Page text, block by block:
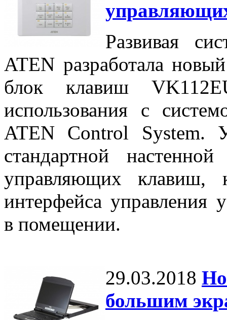
Развивая
ATEN разработала
блок клавиш
использования с
ATEN Control System.
стандартной
управляющих клавиш,
интерфейса управления
в помещении.
29.03.2018
большим